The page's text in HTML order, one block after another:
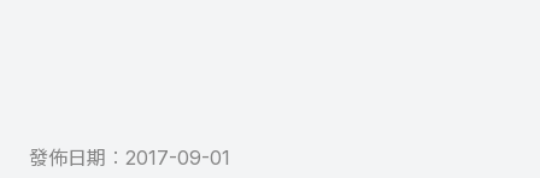
發佈日期︰ 2017-09-01